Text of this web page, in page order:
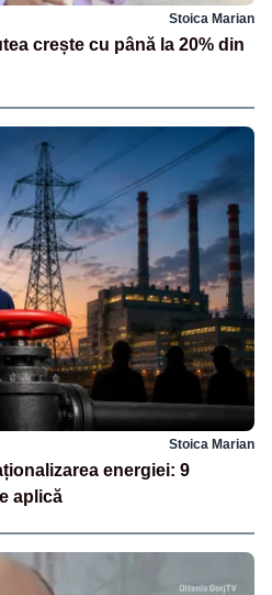
Stoica Marian
crește cu până la 20% din
Stoica Marian
energiei: 9
aplică